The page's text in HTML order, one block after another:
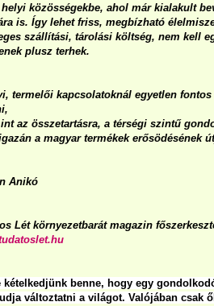
közösségekbe, ahol már kialakult
is. Így lehet friss, megbízható
szállítási, tárolási költség, nem kell
plusz terhek.
termelői kapcsolatoknál egyetlen
az összetartásra, a térségi szintű
a magyar termékek erősödésének
Anikó
Lét környezetbarát magazin
kételkedjünk benne, hogy egy
változtatni a világot. Valójában csak